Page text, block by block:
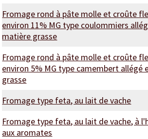
Fromage rond à pâte molle et croûte
environ 11% MG type coulommiers
matière grasse
Fromage rond à pâte molle et croûte
environ 5% MG type camembert allégé
grasse
Fromage type feta, au lait de vache
Fromage type feta, au lait de vache, à
aux aromates